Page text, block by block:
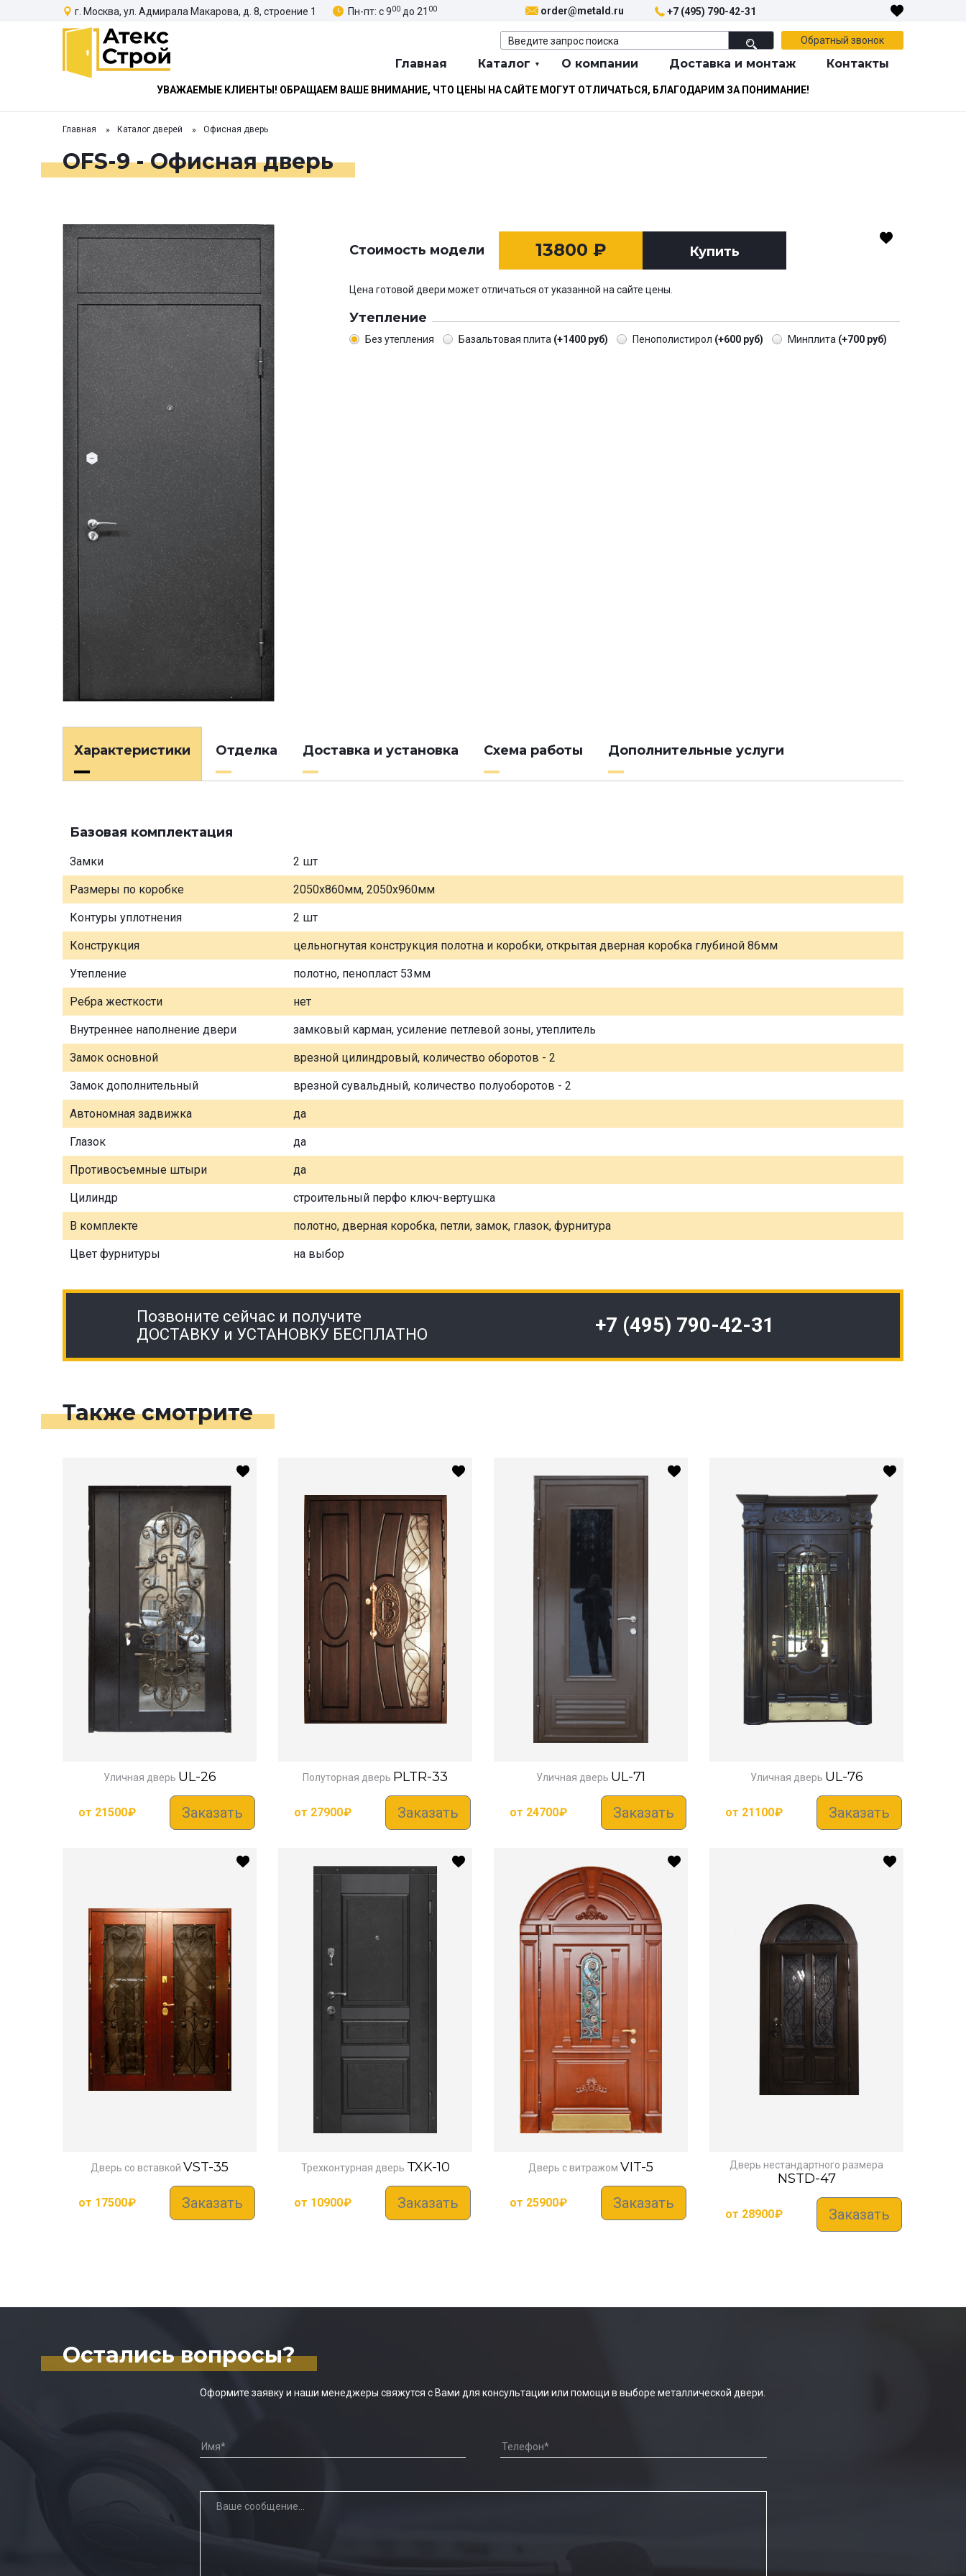
г. Москва, ул. Адмирала Макарова, д. 8, строение 1 Пн-пт: с 900 до 21 00 order@metald.ru +7 (495) 790-42-31
Обратный звонок
Главная Каталог О компании Доставка и монтаж Контакты
УВАЖАЕМЫЕ КЛИЕНТЫ! ОБРАЩАЕМ ВАШЕ ВНИМАНИЕ, ЧТО ЦЕНЫ НА САЙТЕ МОГУТ ОТЛИЧАТЬСЯ, БЛАГОДАРИМ ЗА ПОНИМАНИЕ!
Главная Каталог дверей Офисная дверь
OFS-9 - Офисная дверь
Стоимость модели 13800 ₽ Купить
Цена готовой двери может отличаться от указанной на сайте цены.
Утепление
Без утепления Базальтовая плита (+1400 руб) Пенополистирол (+600 руб) Минплита (+700 руб)
Характеристики Отделка Доставка и установка Схема работы Дополнительные услуги
Базовая комплектация
Замки 2 шт
Размеры по коробке 2050х860мм, 2050х960мм
Контуры уплотнения 2 шт
Конструкция цельногнутая конструкция полотна и коробки, открытая дверная коробка глубиной 86мм
Утепление полотно, пенопласт 53мм
Ребра жесткости нет
Внутреннее наполнение двери замковый карман, усиление петлевой зоны, утеплитель
Замок основной врезной цилиндровый, количество оборотов - 2
Замок дополнительный врезной сувальдный, количество полуоборотов - 2
Автономная задвижка да
Глазок да
Противосъемные штыри да
Цилиндр строительный перфо ключ-вертушка
В комплекте полотно, дверная коробка, петли, замок, глазок, фурнитура
Цвет фурнитуры на выбор
Позвоните сейчас и получите
ДОСТАВКУ и УСТАНОВКУ БЕСПЛАТНО
+7 (495) 790-42-31
Также смотрите
Уличная дверь UL-26
от 21500₽ Заказать
Полуторная дверь PLTR-33
от 27900₽ Заказать
Уличная дверь UL-71
от 24700₽ Заказать
Уличная дверь UL-76
от 21100₽ Заказать
Дверь со вставкой VST-35
от 17500₽ Заказать
Трехконтурная дверь TXK-10
от 10900₽ Заказать
Дверь с витражом VIT-5
от 25900₽ Заказать
Дверь нестандартного размера
NSTD-47
от 28900₽ Заказать
Остались вопросы?
Оформите заявку и наши менеджеры свяжутся с Вами для консультации или помощи в выборе металлической двери.